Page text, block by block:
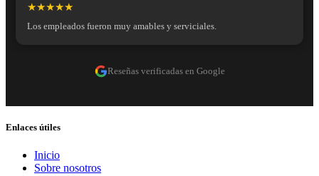
★★★★★
Los empleados fueron muy amables y serviciales.
Reseñas verificadas en Google
Enlaces útiles
Inicio
Sobre nosotros